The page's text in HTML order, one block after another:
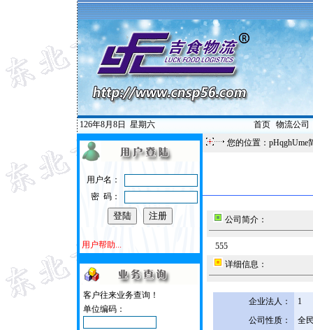
126年8月8日 星期六 首页| 物流公司
用户名：
密 码：
用户帮助...
客户往来业务查询！
单位编码：
您的位置：pHqghUme
公司简介：
555
详细信息：
企业法人：
1
公司性质：
全